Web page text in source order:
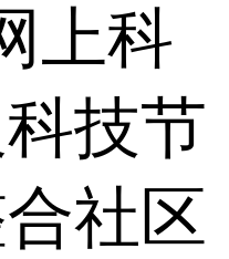
上科
技节
社区